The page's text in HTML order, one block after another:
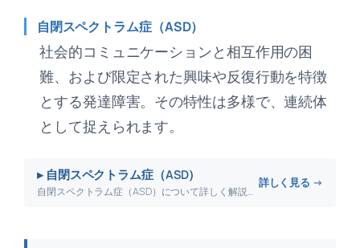
自閉スペクトラム症（ASD）
社会的コミュニケーションと相互作用の困
難、および限定された興味や反復行動を特徴
とする発達障害。その特性は多様で、連続体
として捉えられます。
▸ 自閉スペクトラム症（ASD）
自閉スペクトラム症（ASD）について詳しく解説します。
詳しく見る →